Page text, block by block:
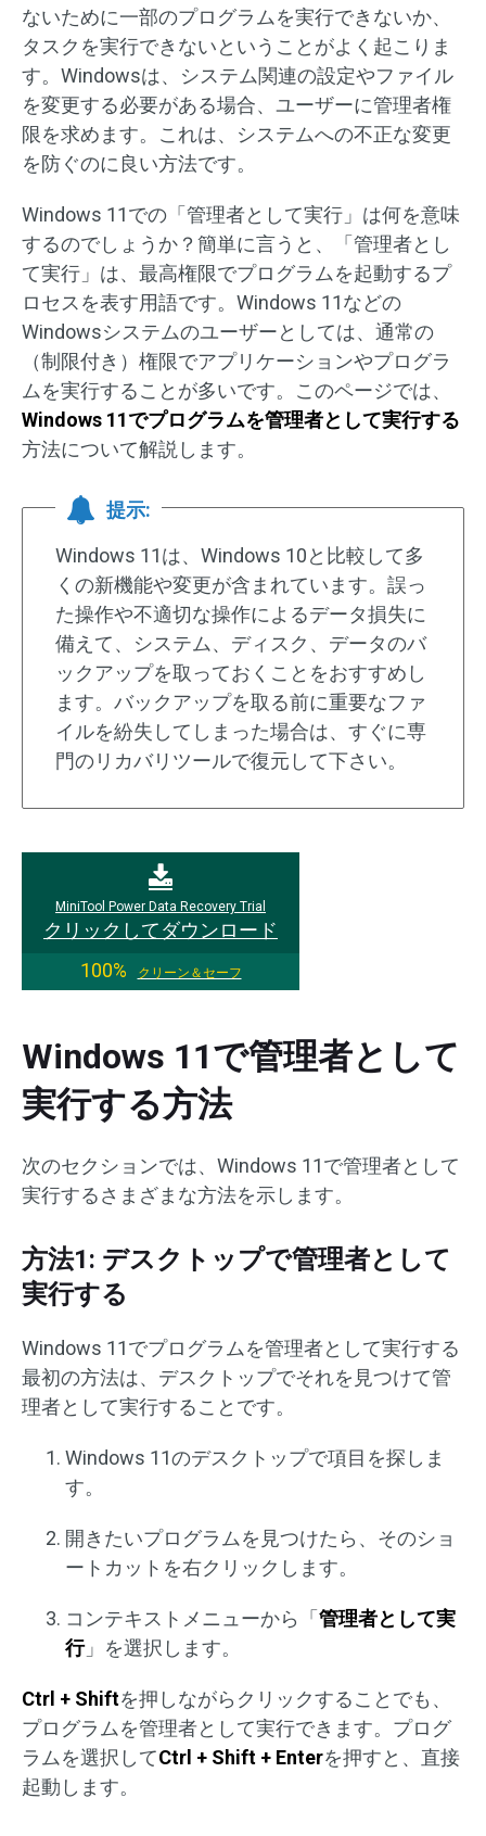
ないために一部のプログラムを実行できないか、
タスクを実行できないということがよく起こりま
す。Windowsは、システム関連の設定やファイル
を変更する必要がある場合、ユーザーに管理者権
限を求めます。これは、システムへの不正な変更
を防ぐのに良い方法です。
Windows 11での「管理者として実行」は何を意味
するのでしょうか？簡単に言うと、「管理者とし
て実行」は、最高権限でプログラムを起動するプ
ロセスを表す用語です。Windows 11などの
Windowsシステムのユーザーとしては、通常の
（制限付き）権限でアプリケーションやプログラ
ムを実行することが多いです。このページでは、
Windows 11でプログラムを管理者として実行する
方法について解説します。
提示:
Windows 11は、Windows 10と比較して多
くの新機能や変更が含まれています。誤っ
た操作や不適切な操作によるデータ損失に
備えて、システム、ディスク、データのバ
ックアップを取っておくことをおすすめし
ます。バックアップを取る前に重要なファ
イルを紛失してしまった場合は、すぐに専
門のリカバリツールで復元して下さい。
MiniTool Power Data Recovery Trial
クリックしてダウンロード
100%
クリーン＆セーフ
Windows 11で管理者として
実行する方法
次のセクションでは、Windows 11で管理者として
実行するさまざまな方法を示します。
方法1: デスクトップで管理者として
実行する
Windows 11でプログラムを管理者として実行する
最初の方法は、デスクトップでそれを見つけて管
理者として実行することです。
Windows 11のデスクトップで項目を探しま
す。
開きたいプログラムを見つけたら、そのショ
ートカットを右クリックします。
コンテキストメニューから「 管理者として実
行」を選択します。
Ctrl + Shiftを押しながらクリックすることでも、
プログラムを管理者として実行できます。プログ
ラムを選択してCtrl + Shift + Enterを押すと、直接
起動します。